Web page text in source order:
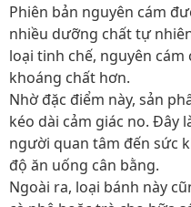
Phiên bản nguyên cám
nhiều dưỡng chất tự
loại tinh chế, nguyên
khoáng chất hơn.
Nhờ đặc điểm này, sản
kéo dài cảm giác no. Đây
người quan tâm đến sức
độ ăn uống cân bằng.
Ngoài ra, loại bánh này